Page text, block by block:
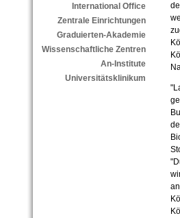
International Office
Zentrale Einrichtungen
Graduierten-Akademie
Wissenschaftliche Zentren
An-Institute
Universitätsklinikum